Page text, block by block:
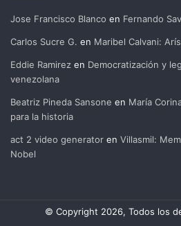
Jose Francisco Blanco en Fernando
Carlos Sucre G. en Maribel Calvani:
Eddie Ramirez en Democratización y
venezolana
Beatriz Pineda Sansone en María
para la historia
act 2 video generator en Villasmil:
Nobel
© Copyright 2026, Todos los